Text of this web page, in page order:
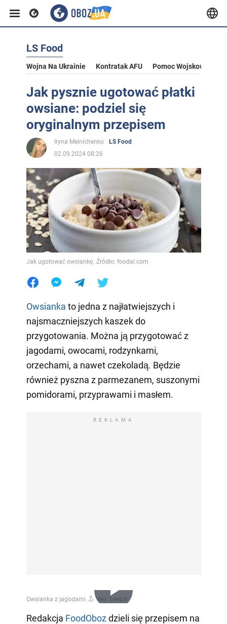
LS Food
Wojna Na Ukrainie Kontratak AFU Pomoc Wojskowa Dla
Jak pysznie ugotować płatki
owsiane: podziel się
oryginalnym przepisem
Iryna Melnichenko
LS Food
02.09.2024 08:26
Jak ugotować owsiankę. Źródło: foodal.com
Owsianka to jedna z najłatwiejszych i
najsmaczniejszych kaszek do
przygotowania. Można ją przygotować z
jagodami, owocami, rodzynkami,
orzechami, a nawet czekoladą. Będzie
również pyszna z parmezanem, suszonymi
pomidorami, przyprawami i masłem.
REKLAMA
Play
Redakcja FoodObozdzieli się przepisem na